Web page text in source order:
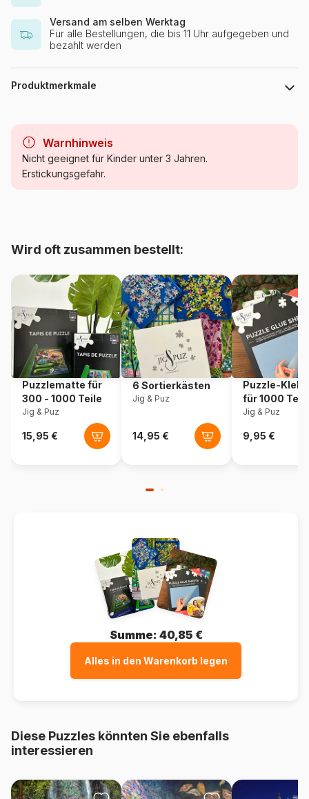
Versand am selben Werktag
Für alle Bestellungen, die bis 11 Uhr aufgegeben und
bezahlt werden
Produktmerkmale
Kategorie Puzzle - Kunst
Artikelnummer Grafika-F-30529
EAN 3663384305290
Teileanzahl 2000 Teile
Maße 98 x 69 cm
Material
Verpackung Puzzlekarton
Warnhinweis
Nicht geeignet für Kinder unter 3 Jahren.
Erstickungsgefahr.
Wird oft zusammen bestellt:
Puzzlematte für
300 - 1000 Teile
Jig & Puz
6 Sortierkästen
Jig & Puz
Puzzle-
für 1000
Jig & Puz
Summe: 40,85 €
Alles in den Warenkorb legen
Diese Puzzles könnten Sie ebenfalls
interessieren